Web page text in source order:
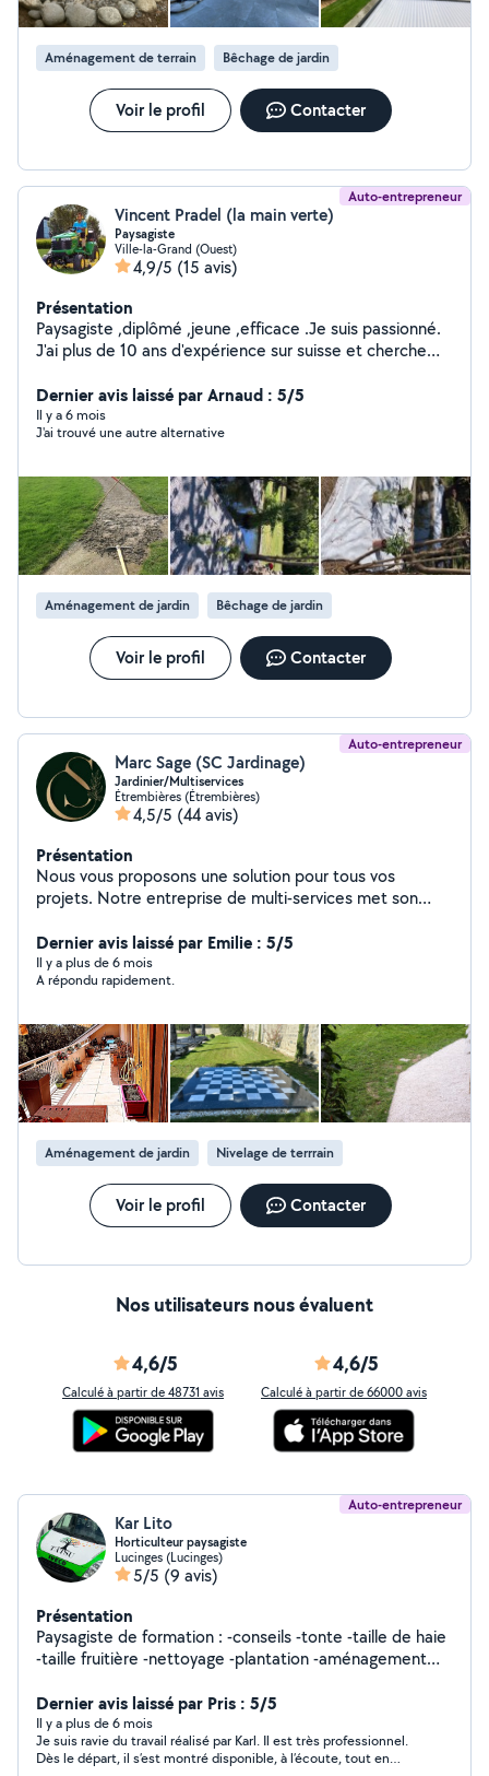
engagement envers l'environnement. Nous privilégions
l'utilisation de matériaux respectueux de
l'environnement et mettons en œuvre des pratiques
durables. Contactez-moi pour en savoir plus.
Aménagement de terrain Bêchage de jardin
Voir le profil Contacter
Auto-entrepreneur
Vincent Pradel (la main verte)
Paysagiste
Ville-la-Grand (Ouest)
4,9/5 (15 avis)
Présentation
Paysagiste ,diplômé ,jeune ,efficace .Je suis passionné.
J'ai plus de 10 ans d'expérience sur suisse et cherche
auto entrepreneur coté français.
Dernier avis laissé par Arnaud : 5/5
Il y a 6 mois
J'ai trouvé une autre alternative
Aménagement de jardin Bêchage de jardin
Voir le profil Contacter
Auto-entrepreneur
Marc Sage (SC Jardinage)
Jardinier/Multiservices
Étrembières (Étrembières)
4,5/5 (44 avis)
Présentation
Nous vous proposons une solution pour tous vos
projets. Notre entreprise de multi-services met son
Forts de plusieurs années d'expérience au sein
d'entreprises en Suisse dans les domaines du jardinage
paysager, de la peinture en bâtiment, du placo, de la
plaisir de vous accompagner pour la réalisation de vos
travaux intérieurs et extérieurs. Nos prestations:
Extérieur: création et réaménagement de jardins, tonte
de gazon, taille de haies, pose de clôtures, entretien de
propriétés. Intérieur: peinture, placo, crépi, décoration,
débarras, ménage. Ponctuels, sérieux, minutieux et
joviaux, nous mettons tout en œuvre pour vous
accompagner et donner vie à vos projets. N'hésitez pas
à nous contacter, nous serons ravis d'étudier votre
demande.
Dernier avis laissé par Emilie : 5/5
Il y a plus de 6 mois
A répondu rapidement.
Aménagement de jardin Nivelage de terrrain
Voir le profil Contacter
Nos utilisateurs nous évaluent
4,6/5
Calculé à partir de 48731 avis
4,6/5
Calculé à partir de 66000 avis
Auto-entrepreneur
Kar Lito
Horticulteur paysagiste
Lucinges (Lucinges)
5/5 (9 avis)
Présentation
Paysagiste de formation : -conseils -tonte -taille de haie
-taille fruitière -nettoyage -plantation -aménagement
"Dernier avis laissé par Pris : 5/5
Il y a plus de 6 mois
Je suis ravie du travail réalisé par Karl. Il est très professionnel.
Dès le départ, il s’est montré disponible, à l’écoute, tout en